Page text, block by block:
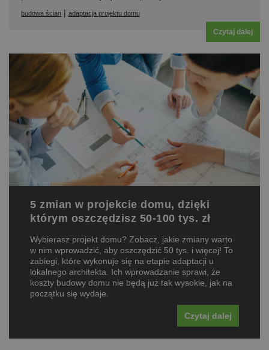
budowa ścian | adaptacja projektu domu
Czytaj dalej
5 zmian w projekcie domu, dzięki
którym oszczędzisz 50-100 tys. zł
Wybierasz projekt domu? Zobacz, jakie zmiany warto
w nim wprowadzić, aby oszczędzić 50 tys. i więcej! To
zabiegi, które wykonuje się na etapie adaptacji u
lokalnego architekta. Ich wprowadzanie sprawi, że
koszty budowy domu nie będą już tak wysokie, jak na
początku się wydaje.
Czytaj dalej